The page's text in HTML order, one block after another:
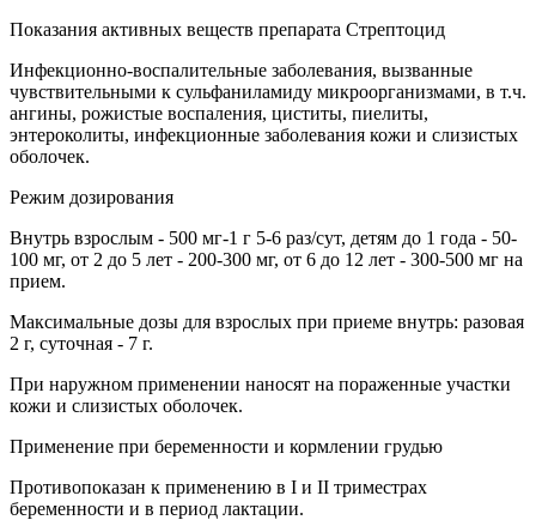
Показания активных веществ препарата Стрептоцид
Инфекционно-воспалительные заболевания, вызванные
чувствительными к сульфаниламиду микроорганизмами, в т.ч.
ангины, рожистые воспаления, циститы, пиелиты,
энтероколиты, инфекционные заболевания кожи и слизистых
оболочек.
Режим дозирования
Внутрь взрослым - 500 мг-1 г 5-6 раз/сут, детям до 1 года - 50-
100 мг, от 2 до 5 лет - 200-300 мг, от 6 до 12 лет - 300-500 мг на
прием.
Максимальные дозы для взрослых при приеме внутрь: разовая
2 г, суточная - 7 г.
При наружном применении наносят на пораженные участки
кожи и слизистых оболочек.
Применение при беременности и кормлении грудью
Противопоказан к применению в I и II триместрах
беременности и в период лактации.